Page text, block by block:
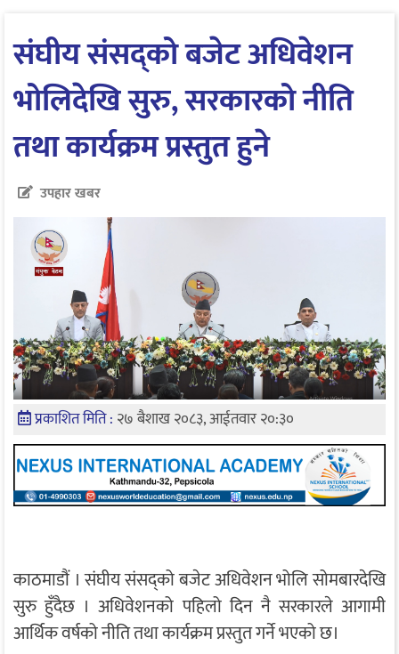
संघीय संसद्को बजेट अधिवेशन
भोलिदेखि सुरु, सरकारको नीति
तथा कार्यक्रम प्रस्तुत हुने
उपहार खबर
प्रकाशित मिति : २७ बैशाख २०८३, आईतवार २०:३०
काठमाडौं । संघीय संसद्को बजेट अधिवेशन भोलि सोमबारदेखि
सुरु हुँदैछ । अधिवेशनको पहिलो दिन नै सरकारले आगामी
आर्थिक वर्षको नीति तथा कार्यक्रम प्रस्तुत गर्ने भएको छ।